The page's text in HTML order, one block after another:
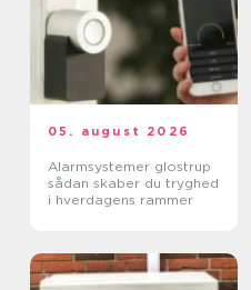
05. august 2026
Alarmsystemer glostrup
sådan skaber du tryghed
i hverdagens rammer